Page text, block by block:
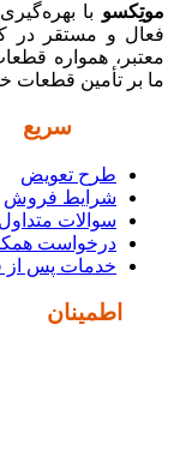
موتِکسو با
فعال و مستقر در
معتبر، همواره
ما بر تأمین قطعات
سریع
طرح تعویض
شرایط فروش
سوالات متداول
درخواست
خدمات پس
اطمینان